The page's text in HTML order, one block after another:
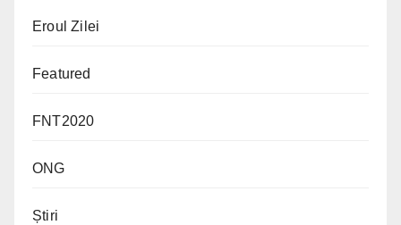
Eroul Zilei
Featured
FNT2020
ONG
Știri